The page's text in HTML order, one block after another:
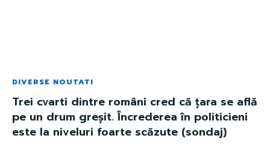
DIVERSE NOUTATI
Trei cvarti dintre români cred că țara se află
pe un drum greșit. Încrederea în politicieni
este la niveluri foarte scăzute (sondaj)